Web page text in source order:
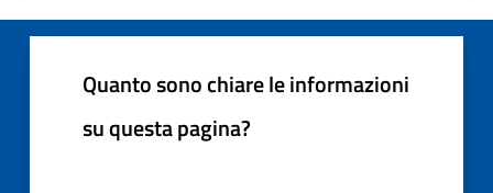
Quanto sono chiare le informazioni
su questa pagina?